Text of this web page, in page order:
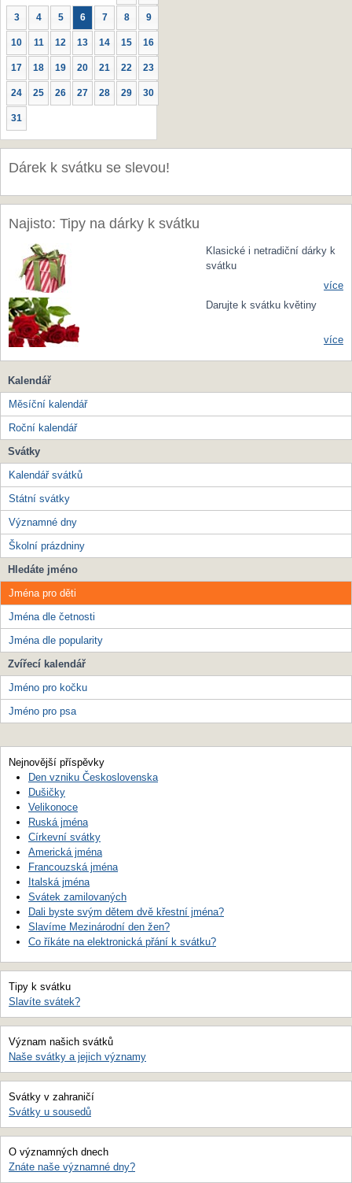
3 4 5 6 7 8 9
10 11 12 13 14 15 16
17 18 19 20 21 22 23
24 25 26 27 28 29 30
31
Dárek k svátku se slevou!
Najisto: Tipy na dárky k svátku
Klasické i netradiční dárky k
svátku
více
Darujte k svátku květiny
více
Kalendář
Měsíční kalendář
Roční kalendář
Svátky
Kalendář svátků
Státní svátky
Významné dny
Školní prázdniny
Hledáte jméno
Jména pro děti
Jména dle četnosti
Jména dle popularity
Zvířecí kalendář
Jméno pro kočku
Jméno pro psa
Nejnovější příspěvky
Den vzniku Československa
Dušičky
Velikonoce
Ruská jména
Církevní svátky
Americká jména
Francouzská jména
Italská jména
Svátek zamilovaných
Dali byste svým dětem dvě křestní jména?
Slavíme Mezinárodní den žen?
Co říkáte na elektronická přání k svátku?
Tipy k svátku
Slavíte svátek?
Význam našich svátků
Naše svátky a jejich významy
Svátky v zahraničí
Svátky u sousedů
O významných dnech
Znáte naše významné dny?